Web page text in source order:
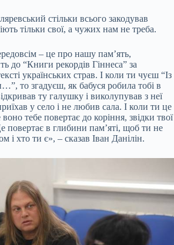
стільки всього закодував
тільки свої, а чужих нам не треба.
– це про нашу пам’ять,
до “Книги рекордів Гіннеса” за
українських страв. І коли ти чуєш “Із
то згадуєш, як бабуся робила тобі в
ту галушку і виколупував з неї
у село і не любив сала. І коли ти це
тебе повертає до коріння, звідки твої
повертає в глибини пам’яті, щоб ти не
і хто ти є», – сказав Іван Данілін.